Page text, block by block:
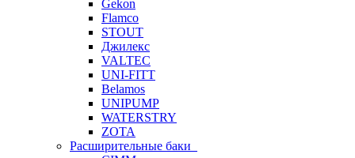
Gekon
Flamco
STOUT
Джилекс
VALTEC
UNI-FITT
Belamos
UNIPUMP
WATERSTRY
ZOTA
Расширительные баки